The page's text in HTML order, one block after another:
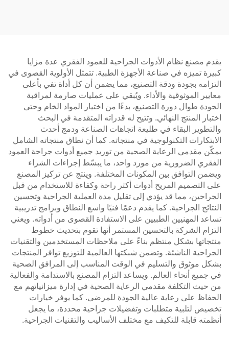
يقدم مصنع نظام الأدوات الجراحية للعمود الفقري عدة مزايا
كبيرة تميزه في صناعة الأجهزة الطبية. تتمثل الأولوية القصوى في
التزامه بجودة ودقة التصنيع، مما يضمن أن كل أداة تفي بأعلى
معايير الموثوقية والأداء. ويُبقي على عمليات صارمة لمراقبة
الجودة طوال دورة التصنيع، بدءًا من اختيار المواد الخام وحتى
اختبار المنتج النهائي. وتتيح له قدراته المتقدمة في البحث
والتطوير البقاء في طليعة اتجاهات الصناعة ودمج أحدث
الابتكارات التكنولوجية في منتجاته. كما أن نطاق منتجاته الشامل
يمكّن مقدمي الرعاية الصحية من توريد جميع أدوات جراحة العمود
الفقري الضرورية من مورد واحد، ما يبسّط إجراءات الشراء
ويضمن التوافق بين المكونات المختلفة. وينتج عن تركيز المصنع
على التصميم المريح أدوات أكثر راحة وكفاءة للاستخدام من قبل
الجراحين، مما قد يؤدي إلى تقليل مدة العملية الجراحية وتحسين
النتائج الجراحية. كما يقدم دعمًا فنيًا واسع النطاق وبرامج تدريبية
تساعد المهنيين الطبيين على الاستفادة القصوى من أدواته. ويعني
التزام الشركة بالتحسين المستمر أنها تقوم بتحديث خطوط
منتجاتها بشكل منتظم بناءً على ملاحظات المستخدمين والتقنيات
الجراحية الناشئة. وتضمن شبكتها العالمية للتوزيع توافر المنتجات
بشكل موثوق والتسليم في الوقت المناسب إلى المرافق الصحية
في جميع أنحاء العالم. ويساعد التزام المصنع بالاستدامة والفعالية
من حيث التكلفة مقدمي الرعاية الصحية في إدارة ميزانياتهم مع
الحفاظ على رعاية عالية الجودة للمرضى. كما يوفر خيارات
تخصيص لتلبية متطلبات وتفضيلات جراحية محددة، ما يجعل
أنظمته قابلة للتكيف مع مختلف الأساليب والتقنيات الجراحية.